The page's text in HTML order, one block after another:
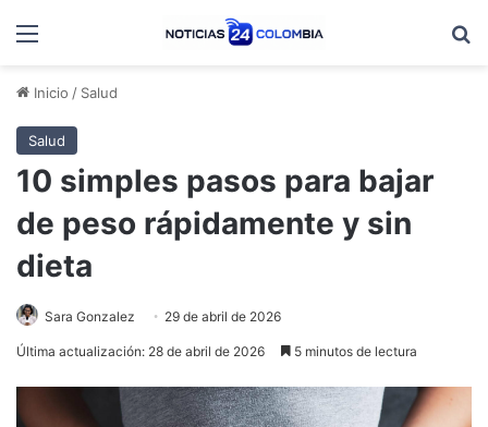
Menú
Inicio / Salud
Salud
10 simples pasos para bajar
de peso rápidamente y sin
dieta
Sara Gonzalez 29 de abril de 2026
Última actualización: 28 de abril de 2026 5 minutos de lectura